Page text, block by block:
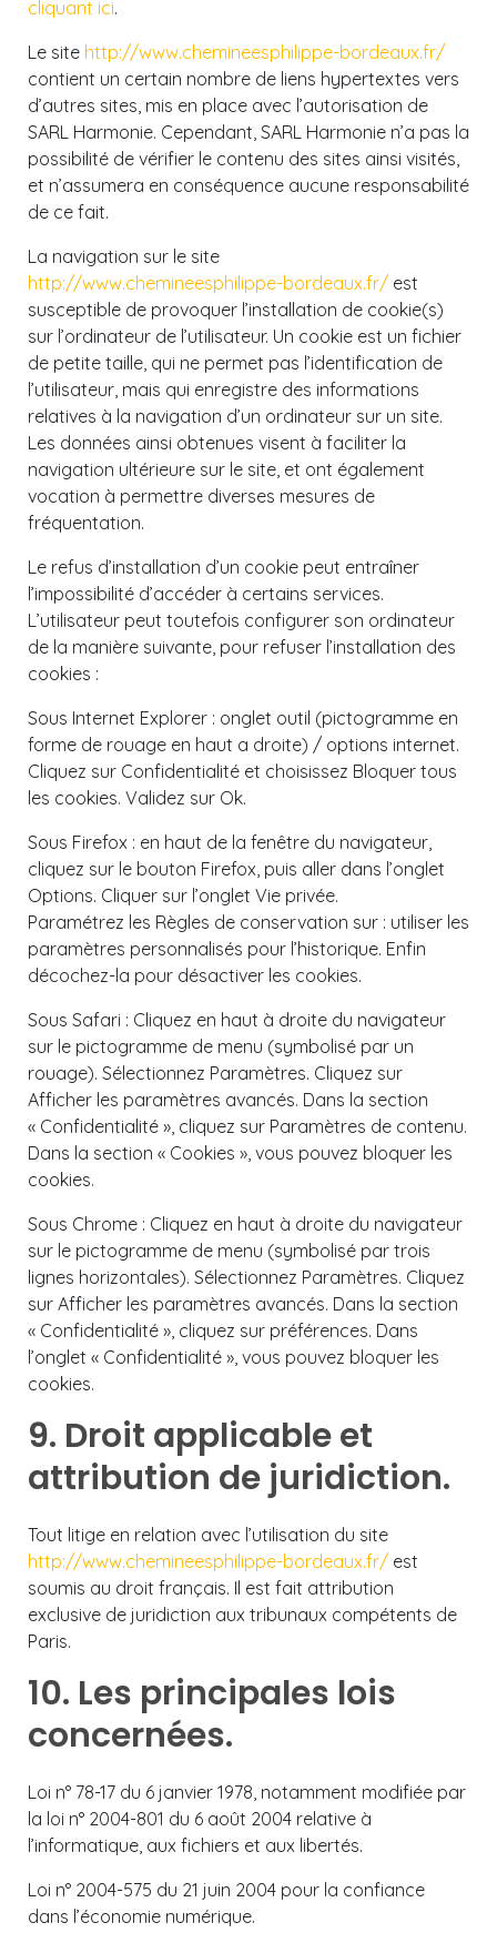
cliquant ici.
Le site http://www.chemineesphilippe-bordeaux.fr/
contient un certain nombre de liens hypertextes vers
d’autres sites, mis en place avec l’autorisation de
SARL Harmonie. Cependant, SARL Harmonie n’a pas la
possibilité de vérifier le contenu des sites ainsi visités,
et n’assumera en conséquence aucune responsabilité
de ce fait.
La navigation sur le site
http://www.chemineesphilippe-bordeaux.fr/ est
susceptible de provoquer l’installation de cookie(s)
sur l’ordinateur de l’utilisateur. Un cookie est un fichier
de petite taille, qui ne permet pas l’identification de
l’utilisateur, mais qui enregistre des informations
relatives à la navigation d’un ordinateur sur un site.
Les données ainsi obtenues visent à faciliter la
navigation ultérieure sur le site, et ont également
vocation à permettre diverses mesures de
fréquentation.
Le refus d’installation d’un cookie peut entraîner
l’impossibilité d’accéder à certains services.
L’utilisateur peut toutefois configurer son ordinateur
de la manière suivante, pour refuser l’installation des
cookies :
Sous Internet Explorer : onglet outil (pictogramme en
forme de rouage en haut a droite) / options internet.
Cliquez sur Confidentialité et choisissez Bloquer tous
les cookies. Validez sur Ok.
Sous Firefox : en haut de la fenêtre du navigateur,
cliquez sur le bouton Firefox, puis aller dans l’onglet
Options. Cliquer sur l’onglet Vie privée.
Paramétrez les Règles de conservation sur : utiliser les
paramètres personnalisés pour l’historique. Enfin
décochez-la pour désactiver les cookies.
Sous Safari : Cliquez en haut à droite du navigateur
sur le pictogramme de menu (symbolisé par un
rouage). Sélectionnez Paramètres. Cliquez sur
Afficher les paramètres avancés. Dans la section
« Confidentialité », cliquez sur Paramètres de contenu.
Dans la section « Cookies », vous pouvez bloquer les
cookies.
Sous Chrome : Cliquez en haut à droite du navigateur
sur le pictogramme de menu (symbolisé par trois
lignes horizontales). Sélectionnez Paramètres. Cliquez
sur Afficher les paramètres avancés. Dans la section
« Confidentialité », cliquez sur préférences. Dans
l’onglet « Confidentialité », vous pouvez bloquer les
cookies.
9. Droit applicable et
attribution de juridiction.
Tout litige en relation avec l’utilisation du site
http://www.chemineesphilippe-bordeaux.fr/ est
soumis au droit français. Il est fait attribution
exclusive de juridiction aux tribunaux compétents de
Paris.
10. Les principales lois
concernées.
Loi n° 78-17 du 6 janvier 1978, notamment modifiée par
la loi n° 2004-801 du 6 août 2004 relative à
l’informatique, aux fichiers et aux libertés.
Loi n° 2004-575 du 21 juin 2004 pour la confiance
dans l’économie numérique.